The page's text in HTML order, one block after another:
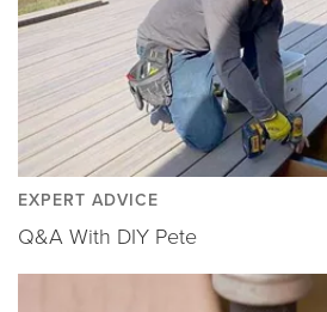
EXPERT ADVICE
Q&A With DIY Pete